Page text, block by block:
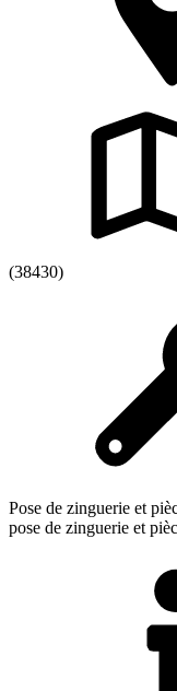
(38430)
Pose de zinguerie et
pose de zinguerie et